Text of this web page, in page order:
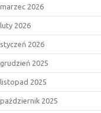
marzec 2026
luty 2026
styczeń 2026
grudzień 2025
listopad 2025
październik 2025